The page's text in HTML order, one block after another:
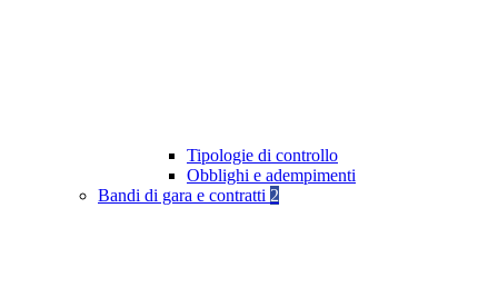
Tipologie di controllo
Obblighi e adempimenti
Bandi di gara e contratti 2